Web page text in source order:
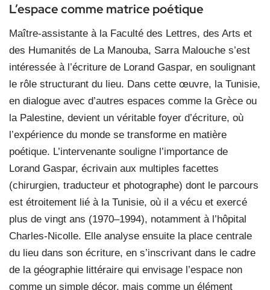
L’espace comme matrice poétique
Maître-assistante à la Faculté des Lettres, des Arts et
des Humanités de La Manouba, Sarra Malouche s’est
intéressée à l’écriture de Lorand Gaspar, en soulignant
le rôle structurant du lieu. Dans cette œuvre, la Tunisie,
en dialogue avec d’autres espaces comme la Grèce ou
la Palestine, devient un véritable foyer d’écriture, où
l’expérience du monde se transforme en matière
poétique. L’intervenante souligne l’importance de
Lorand Gaspar, écrivain aux multiples facettes
(chirurgien, traducteur et photographe) dont le parcours
est étroitement lié à la Tunisie, où il a vécu et exercé
plus de vingt ans (1970–1994), notamment à l’hôpital
Charles-Nicolle. Elle analyse ensuite la place centrale
du lieu dans son écriture, en s’inscrivant dans le cadre
de la géographie littéraire qui envisage l’espace non
comme un simple décor, mais comme un élément